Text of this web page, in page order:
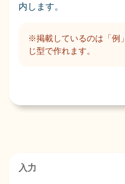
内します。
※掲載しているのは「例
じ型で作れます。
入力